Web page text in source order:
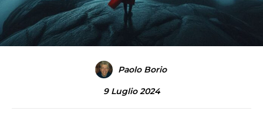
Paolo Borio
9 Luglio 2024